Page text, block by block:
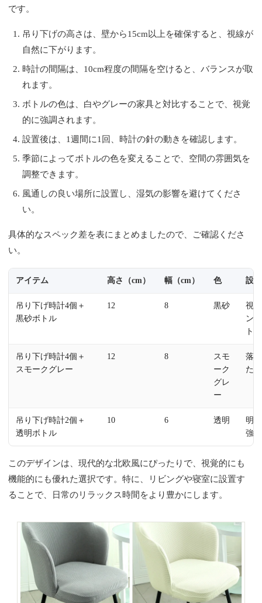
です。
吊り下げの高さは、壁から15cm以上を確保すると、視線が
自然に下がります。
時計の間隔は、10cm程度の間隔を空けると、バランスが取
れます。
ボトルの色は、白やグレーの家具と対比することで、視覚
的に強調されます。
設置後は、1週間に1回、時計の針の動きを確認します。
季節によってボトルの色を変えることで、空間の雰囲気を
調整できます。
風通しの良い場所に設置し、湿気の影響を避けてくださ
い。
具体的なスペック差を表にまとめましたので、ご確認くださ
い。
アイテム 高さ（cm） 幅（cm） 色 設
吊り下げ時計4個＋
黒砂ボトル
12 8 黒砂
視
ン
ト
吊り下げ時計4個＋
スモークグレー
12 8
スモ
ーク
グレ
ー
落
た
吊り下げ時計2個＋
透明ボトル
10 6 透明
明
強調
このデザインは、現代的な北欧風にぴったりで、視覚的にも
機能的にも優れた選択です。特に、リビングや寝室に設置す
ることで、日常のリラックス時間をより豊かにします。